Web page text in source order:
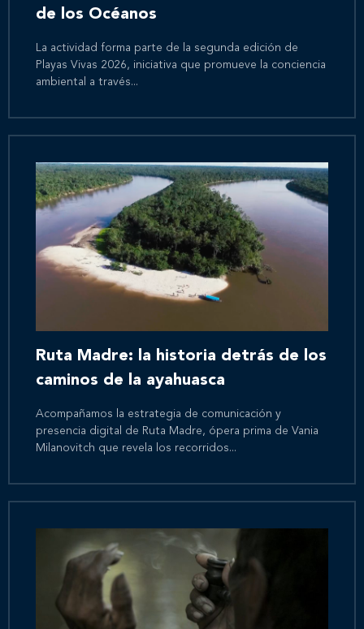
de los Océanos
La actividad forma parte de la segunda edición de
Playas Vivas 2026, iniciativa que promueve la conciencia
ambiental a través...
Ruta Madre: la historia detrás de los
caminos de la ayahuasca
Acompañamos la estrategia de comunicación y
presencia digital de Ruta Madre, ópera prima de Vania
Milanovitch que revela los recorridos...